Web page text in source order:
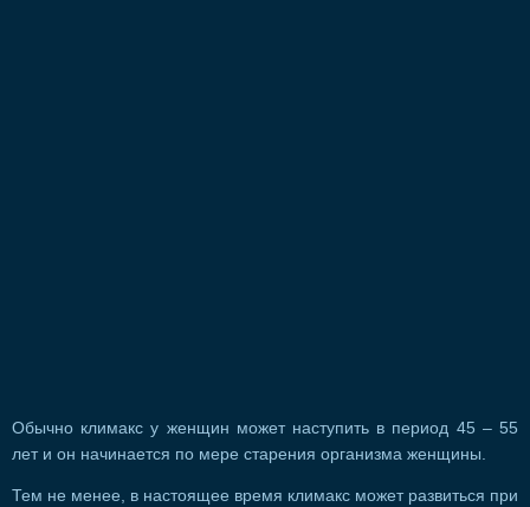
Обычно климакс у женщин может наступить в период 45 – 55
лет и он начинается по мере старения организма женщины.
Тем не менее, в настоящее время климакс может развиться при